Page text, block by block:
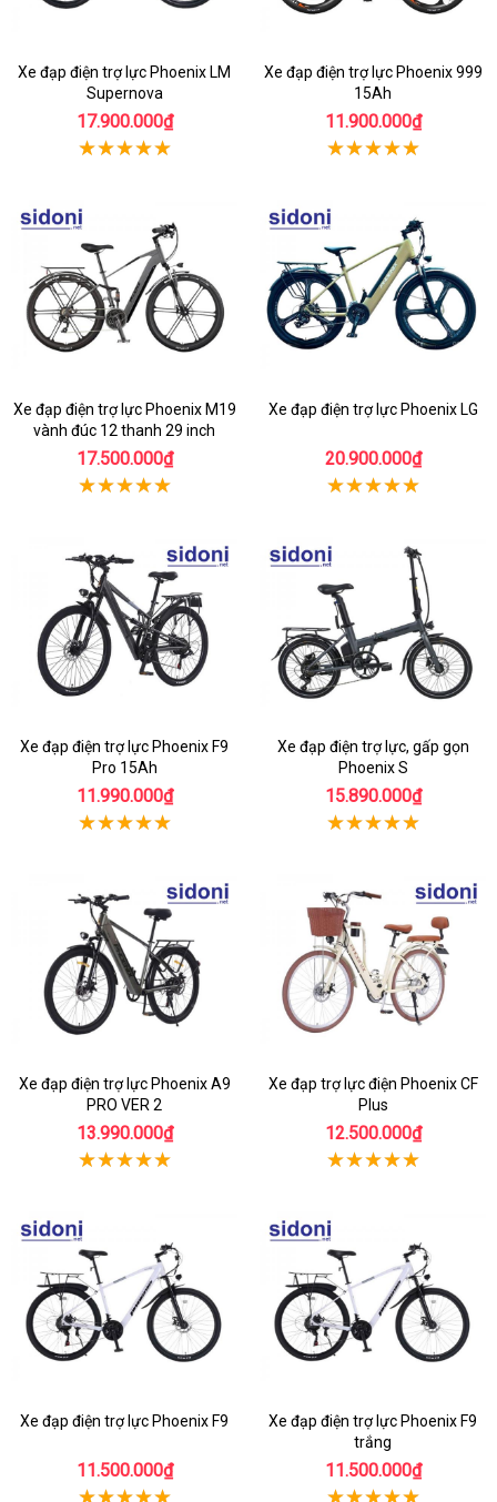
Xe đạp điện trợ lực Phoenix LM
Supernova
17.900.000₫
Xe đạp điện trợ lực Phoenix 999
15Ah
11.900.000₫
Xe đạp điện trợ lực Phoenix M19
vành đúc 12 thanh 29 inch
17.500.000₫
Xe đạp điện trợ lực Phoenix LG
20.900.000₫
Xe đạp điện trợ lực Phoenix F9
Pro 15Ah
11.990.000₫
Xe đạp điện trợ lực, gấp gọn
Phoenix S
15.890.000₫
Xe đạp điện trợ lực Phoenix A9
PRO VER 2
13.990.000₫
Xe đạp trợ lực điện Phoenix CF
Plus
12.500.000₫
Xe đạp điện trợ lực Phoenix F9
11.500.000₫
Xe đạp điện trợ lực Phoenix F9
trắng
11.500.000₫